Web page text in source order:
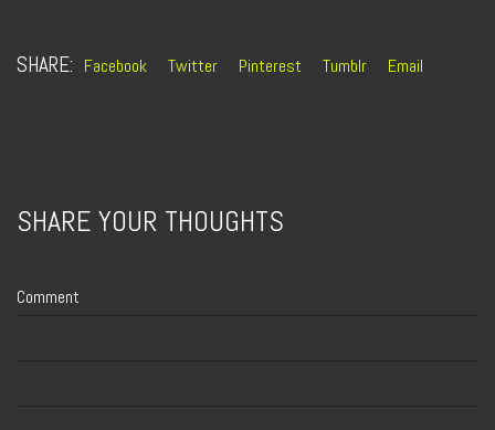
SHARE: Facebook Twitter Pinterest Tumblr Email
SHARE YOUR THOUGHTS
Comment